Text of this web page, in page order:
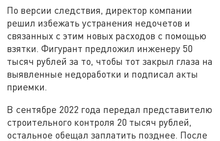
По версии следствия, директор компании
решил избежать устранения недочетов и
связанных с этим новых расходов с помощью
взятки. Фигурант предложил инженеру 50
тысяч рублей за то, чтобы тот закрыл глаза на
выявленные недоработки и подписал акты
приемки.
В сентябре 2022 года передал представителю
строительного контроля 20 тысяч рублей,
остальное обещал заплатить позднее. После